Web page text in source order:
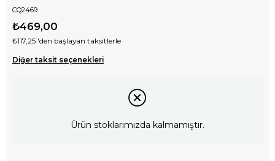
CQ2469
₺469,00
₺117,25 'den başlayan taksitlerle
Diğer taksit seçenekleri
Ürün stoklarımızda kalmamıştır.